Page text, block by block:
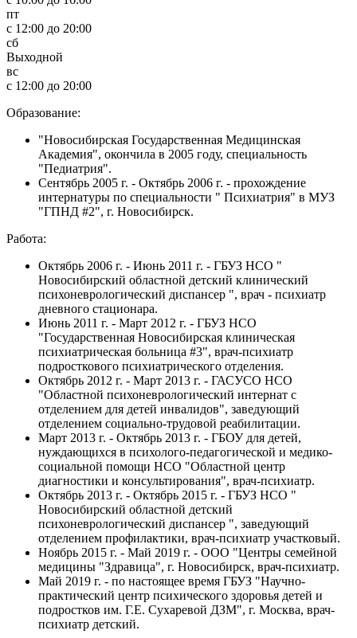
пт
c 12:00 до 20:00
сб
Выходной
вс
c 12:00 до 20:00
Образование:
"Новосибирская Государственная Медицинская
Академия", окончила в 2005 году, специальность
"Педиатрия".
Сентябрь 2005 г. - Октябрь 2006 г. - прохождение
интернатуры по специальности " Психиатрия" в МУЗ
"ГПНД #2", г. Новосибирск.
Работа:
Октябрь 2006 г. - Июнь 2011 г. - ГБУЗ НСО "
Новосибирский областной детский клинический
психоневрологический диспансер ", врач - психиатр
дневного стационара.
Июнь 2011 г. - Март 2012 г. - ГБУЗ НСО
"Государственная Новосибирская клиническая
психиатрическая больница #3", врач-психиатр
подросткового психиатрического отделения.
Октябрь 2012 г. - Март 2013 г. - ГАСУСО НСО
"Областной психоневрологический интернат с
отделением для детей инвалидов", заведующий
отделением социально-трудовой реабилитации.
Март 2013 г. - Октябрь 2013 г. - ГБОУ для детей,
нуждающихся в психолого-педагогической и медико-
социальной помощи НСО "Областной центр
диагностики и консультирования", врач-психиатр.
Октябрь 2013 г. - Октябрь 2015 г. - ГБУЗ НСО "
Новосибирский областной детский
психоневрологический диспансер ", заведующий
отделением профилактики, врач-психиатр участковый.
Ноябрь 2015 г. - Май 2019 г. - ООО "Центры семейной
медицины "Здравица", г. Новосибирск, врач-психиатр.
Май 2019 г. - по настоящее время ГБУЗ "Научно-
практический центр психического здоровья детей и
подростков им. Г.Е. Сухаревой ДЗМ", г. Москва, врач-
психиатр детский.